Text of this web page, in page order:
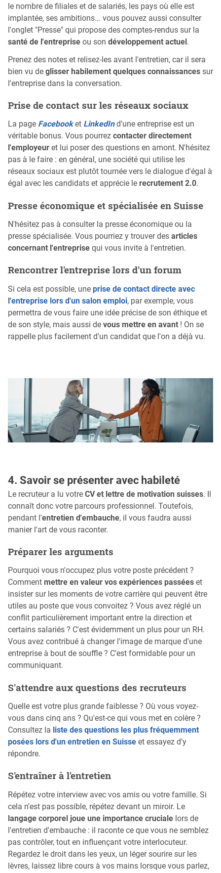
le nombre de filiales et de salariés, les pays où elle est
implantée, ses ambitions... vous pouvez aussi consulter
l'onglet "Presse" qui propose des comptes-rendus sur la
santé de l'entreprise ou son développement actuel.
Prenez des notes et relisez-les avant l'entretien, car il sera
bien vu de glisser habilement quelques connaissances sur
l'entreprise dans la conversation.
Prise de contact sur les réseaux sociaux
La page Facebooket LinkedInd'une entreprise est un
véritable bonus. Vous pourrez contacter directement
l'employeur et lui poser des questions en amont. N'hésitez
pas à le faire : en général, une société qui utilise les
réseaux sociaux est plutôt tournée vers le dialogue d'égal à
égal avec les candidats et apprécie le recrutement 2.0.
Presse économique et spécialisée en Suisse
N'hésitez pas à consulter la presse économique ou la
presse spécialisée. Vous pourriez y trouver des articles
concernant l'entreprise qui vous invite à l'entretien.
Rencontrer l'entreprise lors d'un forum
Si cela est possible, une prise de contact directe avec
l'entreprise lors d'un salon emploi, par exemple, vous
permettra de vous faire une idée précise de son éthique et
de son style, mais aussi de vous mettre en avant ! On se
rappelle plus facilement d'un candidat que l'on a déjà vu.
4. Savoir se présenter avec habileté
Le recruteur a lu votre CV et lettre de motivation suisses. Il
connaît donc votre parcours professionnel. Toutefois,
pendant l'entretien d'embauche, il vous faudra aussi
manier l'art de vous raconter.
Préparer les arguments
Pourquoi vous n'occupez plus votre poste précédent ?
Comment mettre en valeur vos expériences passées et
insister sur les moments de votre carrière qui peuvent être
utiles au poste que vous convoitez ? Vous avez réglé un
conflit particulièrement important entre la direction et
certains salariés ? C'est évidemment un plus pour un RH.
Vous avez contribué à changer l'image de marque d'une
entreprise à bout de souffle ? C'est formidable pour un
communiquant.
S'attendre aux questions des recruteurs
Quelle est votre plus grande faiblesse ? Où vous voyez-
vous dans cinq ans ? Qu'est-ce qui vous met en colère ?
Consultez la liste des questions les plus fréquemment
posées lors d'un entretien en Suisse et essayez d'y
répondre.
S'entraîner à l'entretien
Répétez votre interview avec vos amis ou votre famille. Si
cela n'est pas possible, répétez devant un miroir. Le
langage corporel joue une importance cruciale lors de
l'entretien d'embauche : il raconte ce que vous ne semblez
pas contrôler, tout en influençant votre interlocuteur.
Regardez le droit dans les yeux, un léger sourire sur les
lèvres, laissez libre cours à vos mains lorsque vous parlez,